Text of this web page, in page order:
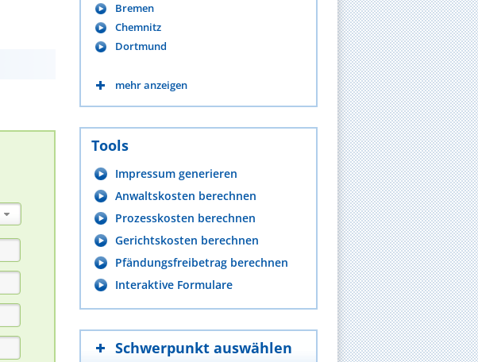
Bremen
Chemnitz
Dortmund
mehr anzeigen
Tools
Impressum generieren
Anwaltskosten berechnen
Prozesskosten berechnen
Gerichtskosten berechnen
Pfändungsfreibetrag berechnen
Interaktive Formulare
Schwerpunkt auswählen